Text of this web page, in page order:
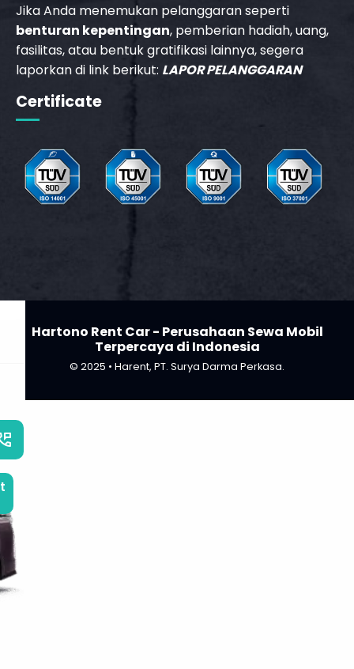
Jika Anda menemukan pelanggaran seperti
benturan kepentingan, pemberian hadiah, uang,
fasilitas, atau bentuk gratifikasi lainnya, segera
laporkan di link berikut: LAPOR PELANGGARAN
Certificate
Hartono Rent Car - Perusahaan Sewa Mobil
Terpercaya di Indonesia
© 2025 • Harent, PT. Surya Darma Perkasa.